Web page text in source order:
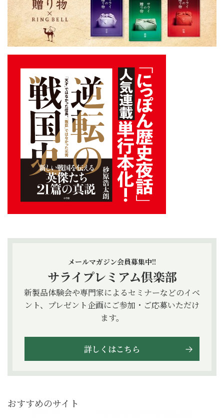
メールマガジン会員募集中!!
サライプレミアム倶楽部
新製品体験会や専門家によるセミナーなどのイベ
ント、プレゼント企画にご参加・ご応募いただけ
ます。
詳しくはこちら
おすすめのサイト